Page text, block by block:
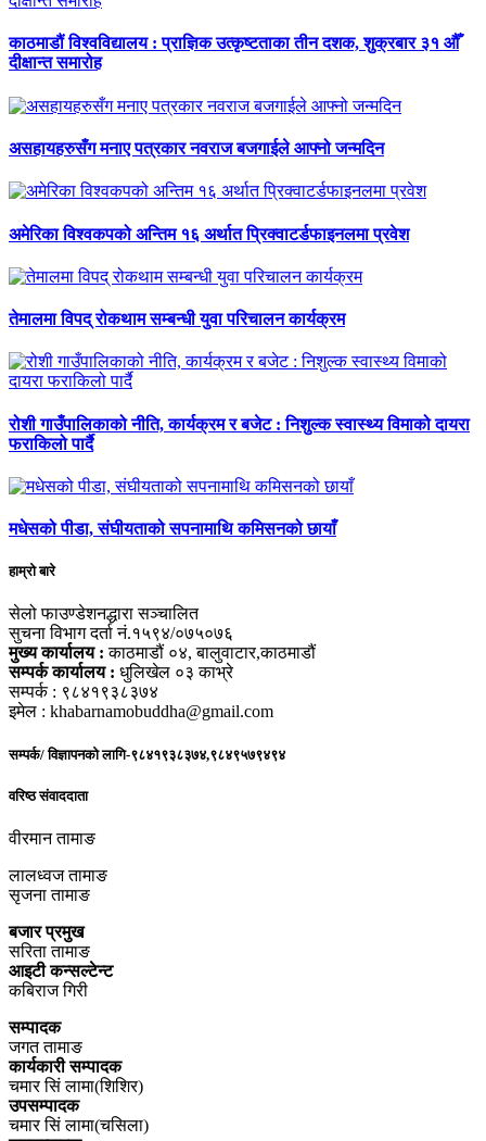
काठमाडौं विश्वविद्यालय : प्राज्ञिक उत्कृष्टताका तीन दशक, शुक्रबार ३१ औँ
दीक्षान्त समारोह
असहायहरुसँग मनाए पत्रकार नवराज बजगाईले आफ्नो जन्मदिन
अमेरिका विश्वकपको अन्तिम १६ अर्थात प्रिक्वाटर्डफाइनलमा प्रवेश
तेमालमा विपद् रोकथाम सम्बन्धी युवा परिचालन कार्यक्रम
रोशी गाउँपालिकाको नीति, कार्यक्रम र बजेट : निशुल्क स्वास्थ्य विमाको दायरा
फराकिलो पार्दै
मधेसको पीडा, संघीयताको सपनामाथि कमिसनको छायाँ
हाम्रो बारे
सेलो फाउण्डेशनद्धारा सञ्चालित
सुचना विभाग दर्ता नं.१५९४/०७५०७६
मुख्य कार्यालय : काठमाडौं ०४, बालुवाटार,काठमाडौं
सम्पर्क कार्यालय : धुलिखेल ०३ काभ्रे
सम्पर्क : ९८४१९३८३७४
इमेल : khabarnamobuddha@gmail.com
सम्पर्क/ विज्ञापनको लागि-९८४१९३८३७४,९८४९५७९४९४
वरिष्ठ संवाददाता
वीरमान तामाङ
लालध्वज तामाङ
सृजना तामाङ
बजार प्रमुख
सरिता तामाङ
आइटी कन्सल्टेन्ट
कबिराज गिरी
सम्पादक
जगत तामाङ
कार्यकारी सम्पादक
चमार सिं लामा(शिशिर)
उपसम्पादक
चमार सिं लामा(चसिला)